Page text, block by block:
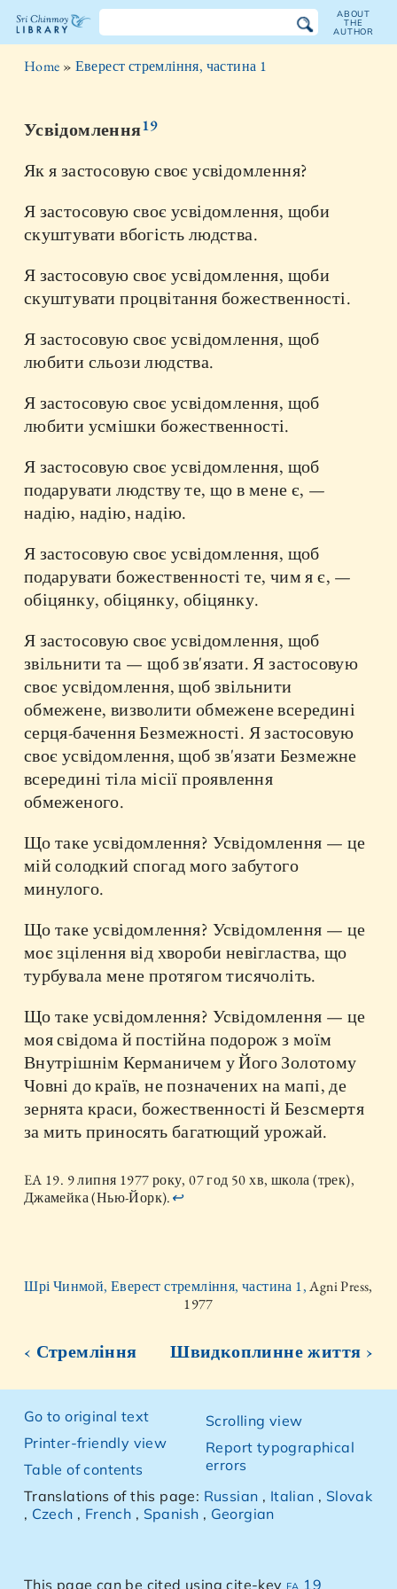
The
Chinmoy
Library
ABOUT
THE
AUTHOR
Home » Еверест стремління, частина 1
Усвідомлення19
Як я застосовую своє усвідомлення?
Я застосовую своє усвідомлення, щоби
скуштувати вбогість людства.
Я застосовую своє усвідомлення, щоби
скуштувати процвітання божественності.
Я застосовую своє усвідомлення, щоб
любити сльози людства.
Я застосовую своє усвідомлення, щоб
любити усмішки божественності.
Я застосовую своє усвідомлення, щоб
подарувати людству те, що в мене є, —
надію, надію, надію.
Я застосовую своє усвідомлення, щоб
подарувати божественності те, чим я є, —
обіцянку, обіцянку, обіцянку.
Я застосовую своє усвідомлення, щоб
звільнити та — щоб зв'язати. Я застосовую
своє усвідомлення, щоб звільнити
обмежене, визволити обмежене всередині
серця-бачення Безмежності. Я застосовую
своє усвідомлення, щоб зв'язати Безмежне
всередині тіла місії проявлення
обмеженого.
Що таке усвідомлення? Усвідомлення — це
мій солодкий спогад мого забутого
минулого.
Що таке усвідомлення? Усвідомлення — це
моє зцілення від хвороби невігластва, що
турбувала мене протягом тисячоліть.
Що таке усвідомлення? Усвідомлення — це
моя свідома й постійна подорож з моїм
Внутрішнім Керманичем у Його Золотому
Човні до країв, не позначених на мапі, де
зернята краси, божественності й Безсмертя
за мить приносять багатющий урожай.
EA 19. 9 липня 1977 року, 07 год 50 хв, школа (трек),
Джамейка (Нью-Йорк).↩
Шрі Чинмой, Еверест стремління, частина 1,Agni Press,
1977
‹ Стремління Швидкоплинне життя ›
Go to original text
Printer-friendly view
Table of contents
Scrolling view
Report typographical
errors
Translations of this page: Russian , Italian , Slovak
, Czech , French , Spanish , Georgian
This page can be cited using cite-key ea 19